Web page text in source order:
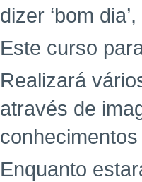
dizer ‘bom
Este curso
Realizará
através de
Enquanto